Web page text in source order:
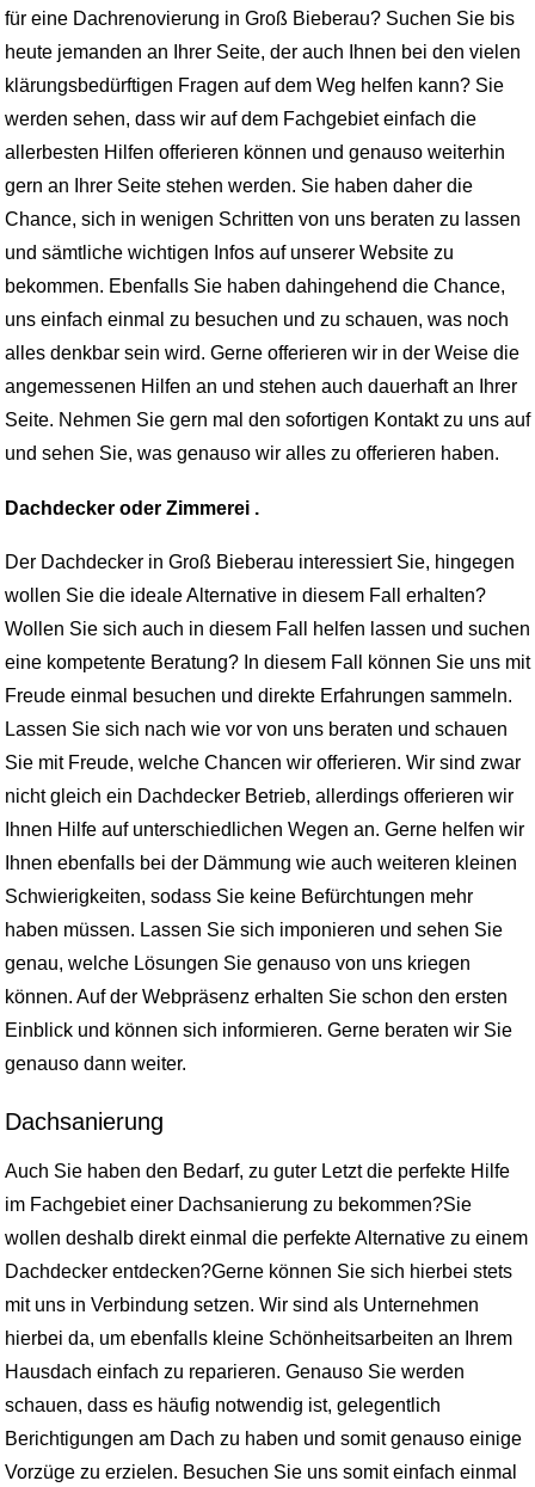
für eine Dachrenovierung in Groß Bieberau? Suchen Sie bis
heute jemanden an Ihrer Seite, der auch Ihnen bei den vielen
klärungsbedürftigen Fragen auf dem Weg helfen kann? Sie
werden sehen, dass wir auf dem Fachgebiet einfach die
allerbesten Hilfen offerieren können und genauso weiterhin
gern an Ihrer Seite stehen werden. Sie haben daher die
Chance, sich in wenigen Schritten von uns beraten zu lassen
und sämtliche wichtigen Infos auf unserer Website zu
bekommen. Ebenfalls Sie haben dahingehend die Chance,
uns einfach einmal zu besuchen und zu schauen, was noch
alles denkbar sein wird. Gerne offerieren wir in der Weise die
angemessenen Hilfen an und stehen auch dauerhaft an Ihrer
Seite. Nehmen Sie gern mal den sofortigen Kontakt zu uns auf
und sehen Sie, was genauso wir alles zu offerieren haben.
Dachdecker oder Zimmerei .
Der Dachdecker in Groß Bieberau interessiert Sie, hingegen
wollen Sie die ideale Alternative in diesem Fall erhalten?
Wollen Sie sich auch in diesem Fall helfen lassen und suchen
eine kompetente Beratung? In diesem Fall können Sie uns mit
Freude einmal besuchen und direkte Erfahrungen sammeln.
Lassen Sie sich nach wie vor von uns beraten und schauen
Sie mit Freude, welche Chancen wir offerieren. Wir sind zwar
nicht gleich ein Dachdecker Betrieb, allerdings offerieren wir
Ihnen Hilfe auf unterschiedlichen Wegen an. Gerne helfen wir
Ihnen ebenfalls bei der Dämmung wie auch weiteren kleinen
Schwierigkeiten, sodass Sie keine Befürchtungen mehr
haben müssen. Lassen Sie sich imponieren und sehen Sie
genau, welche Lösungen Sie genauso von uns kriegen
können. Auf der Webpräsenz erhalten Sie schon den ersten
Einblick und können sich informieren. Gerne beraten wir Sie
genauso dann weiter.
Dachsanierung
Auch Sie haben den Bedarf, zu guter Letzt die perfekte Hilfe
im Fachgebiet einer Dachsanierung zu bekommen?Sie
wollen deshalb direkt einmal die perfekte Alternative zu einem
Dachdecker entdecken?Gerne können Sie sich hierbei stets
mit uns in Verbindung setzen. Wir sind als Unternehmen
hierbei da, um ebenfalls kleine Schönheitsarbeiten an Ihrem
Hausdach einfach zu reparieren. Genauso Sie werden
schauen, dass es häufig notwendig ist, gelegentlich
Berichtigungen am Dach zu haben und somit genauso einige
Vorzüge zu erzielen. Besuchen Sie uns somit einfach einmal